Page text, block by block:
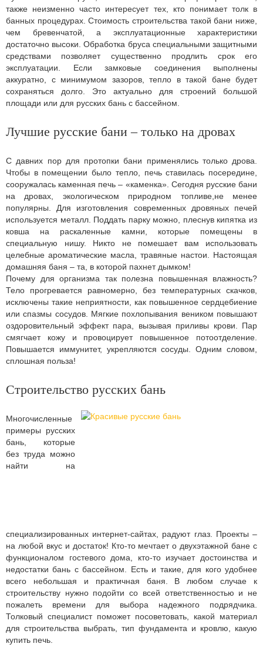
также неизменно часто интересует тех, кто понимает толк в
банных процедурах. Стоимость строительства такой бани ниже,
чем бревенчатой, а эксплуатационные характеристики
достаточно высоки. Обработка бруса специальными защитными
средствами позволяет существенно продлить срок его
эксплуатации. Если замковые соединения выполнены
аккуратно, с минимумом зазоров, тепло в такой бане будет
сохраняться долго. Это актуально для строений большой
площади или для русских бань с бассейном.
Лучшие русские бани – только на дровах
С давних пор для протопки бани применялись только дрова.
Чтобы в помещении было тепло, печь ставилась посередине,
сооружалась каменная печь – «каменка». Сегодня русские бани
на дровах, экологическом природном топливе,не менее
популярны. Для изготовления современных дровяных печей
используется металл. Поддать парку можно, плеснув кипятка из
ковша на раскаленные камни, которые помещены в
специальную нишу. Никто не помешает вам использовать
целебные ароматические масла, травяные настои. Настоящая
домашняя баня – та, в которой пахнет дымком!
Почему для организма так полезна повышенная влажность?
Тело прогревается равномерно, без температурных скачков,
исключены такие неприятности, как повышенное сердцебиение
или спазмы сосудов. Мягкие похлопывания веником повышают
оздоровительный эффект пара, вызывая приливы крови. Пар
смягчает кожу и провоцирует повышенное потоотделение.
Повышается иммунитет, укрепляются сосуды. Одним словом,
сплошная польза!
Строительство русских бань
Многочисленные
примеры русских
бань, которые
без труда можно
найти на
специализированных интернет-сайтах, радуют глаз. Проекты –
на любой вкус и достаток! Кто-то мечтает о двухэтажной бане с
функционалом гостевого дома, кто-то изучает достоинства и
недостатки бань с бассейном. Есть и такие, для кого удобнее
всего небольшая и практичная баня. В любом случае к
строительству нужно подойти со всей ответственностью и не
пожалеть времени для выбора надежного подрядчика.
Толковый специалист поможет посоветовать, какой материал
для строительства выбрать, тип фундамента и кровлю, какую
купить печь.